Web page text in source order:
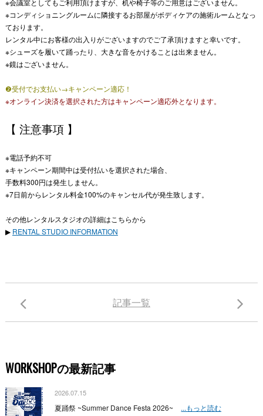
※会議室としてもご利用頂けますが、机や椅子等のご用意はございません。
※コンディショニングルームに隣接するお部屋がボディケアの施術ルームとなっ
ております。
レンタル中にお客様の出入りがございますのでご了承頂けますと幸いです。
※シューズを履いて踊ったり、大きな音をかけることは出来ません。
※鏡はございません。
❷受付でお支払い→キャンペーン適応！
※オンライン決済を選択された方はキャンペーン適応外となります。
【 注意事項 】
※電話予約不可
※キャンペーン期間中は受付払いを選択された場合、
手数料300円は発生しません。
※7日前からレンタル料金100%のキャンセル代が発生致します。
その他レンタルスタジオの詳細はこちらから
▶︎ RENTAL STUDIO INFORMATION
記事一覧
WORKSHOPの最新記事
2026.07.15
夏踊祭 ~Summer Dance Festa 2026~ ...もっと読む